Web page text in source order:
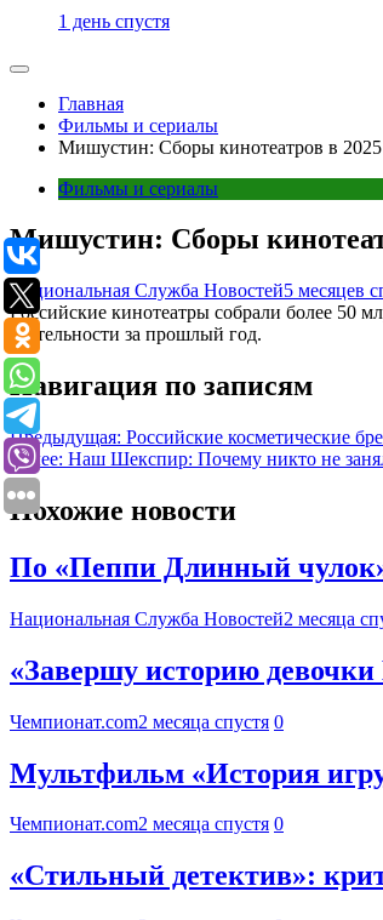
1 день спустя
Главная
Фильмы и сериалы
Мишустин: Сборы кинотеатров в
Фильмы и сериалы
Мишустин: Сборы
Национальная Служба Новостей5 месяцев
Российские кинотеатры собрали более 50
деятельности за прошлый год.
Навигация по записям
Предыдущая: Российские косметические
Далее: Наш Шекспир: Почему никто не
Похожие новости
По «Пеппи Длинный
Национальная Служба Новостей2 месяца
«Завершу историю
Чемпионат.com2 месяца спустя 0
Мультфильм «История
Чемпионат.com2 месяца спустя 0
«Стильный детектив»: